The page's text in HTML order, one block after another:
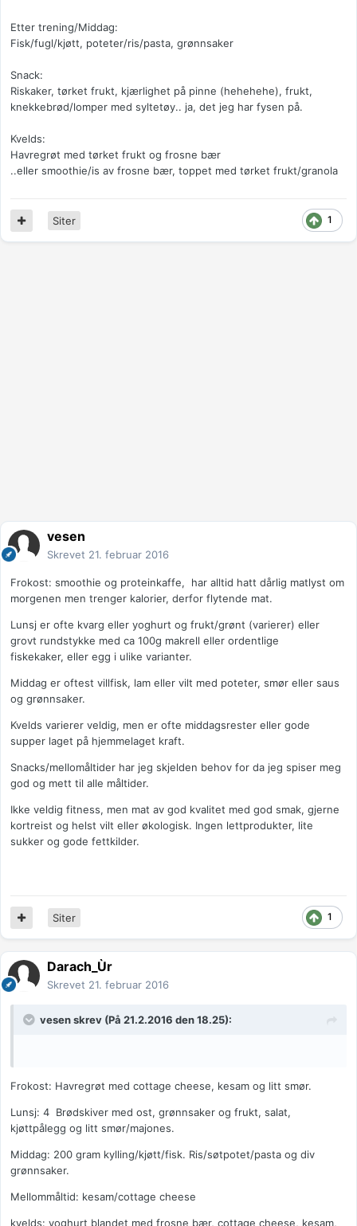
Etter trening/Middag:
Fisk/fugl/kjøtt, poteter/ris/pasta, grønnsaker
Snack:
Riskaker, tørket frukt, kjærlighet på pinne (hehehehe), frukt,
knekkebrød/lomper med syltetøy.. ja, det jeg har fysen på.
Kvelds:
Havregrøt med tørket frukt og frosne bær
..eller smoothie/is av frosne bær, toppet med tørket frukt/granola
1
Siter
vesen
Skrevet 21. februar 2016
Frokost: smoothie og proteinkaffe, har alltid hatt dårlig matlyst om
morgenen men trenger kalorier, derfor flytende mat.
Lunsj er ofte kvarg eller yoghurt og frukt/grønt (varierer) eller
grovt rundstykke med ca 100g makrell eller ordentlige
fiskekaker, eller egg i ulike varianter.
Middag er oftest villfisk, lam eller vilt med poteter, smør eller saus
og grønnsaker.
Kvelds varierer veldig, men er ofte middagsrester eller gode
supper laget på hjemmelaget kraft.
Snacks/mellomåltider har jeg skjelden behov for da jeg spiser meg
god og mett til alle måltider.
Ikke veldig fitness, men mat av god kvalitet med god smak, gjerne
kortreist og helst vilt eller økologisk. Ingen lettprodukter, lite
sukker og gode fettkilder.
1
Siter
Darach_Ùr
Skrevet 21. februar 2016
vesenskrev (På 21.2.2016 den 18.25):
Frokost: Havregrøt med cottage cheese, kesam og litt smør.
Lunsj: 4 Brødskiver med ost, grønnsaker og frukt, salat,
kjøttpålegg og litt smør/majones.
Middag: 200 gram kylling/kjøtt/fisk. Ris/søtpotet/pasta og div
grønnsaker.
Mellommåltid: kesam/cottage cheese
kvelds: yoghurt blandet med frosne bær, cottage cheese, kesam,